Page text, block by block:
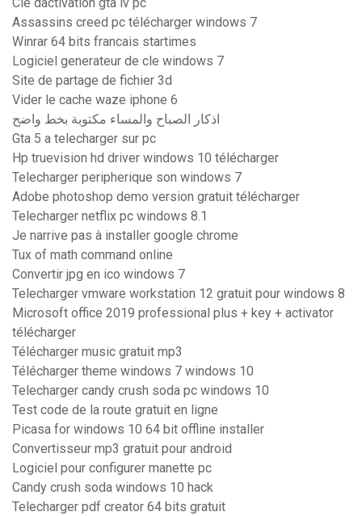
Clé dactivation gta iv pc
Assassins creed pc télécharger windows 7
Winrar 64 bits francais startimes
Logiciel generateur de cle windows 7
Site de partage de fichier 3d
Vider le cache waze iphone 6
اذكار الصباح والمساء مكتوبة بخط واضح
Gta 5 a telecharger sur pc
Hp truevision hd driver windows 10 télécharger
Telecharger peripherique son windows 7
Adobe photoshop demo version gratuit télécharger
Telecharger netflix pc windows 8.1
Je narrive pas à installer google chrome
Tux of math command online
Convertir jpg en ico windows 7
Telecharger vmware workstation 12 gratuit pour windows 8
Microsoft office 2019 professional plus + key + activator
télécharger
Télécharger music gratuit mp3
Télécharger theme windows 7 windows 10
Telecharger candy crush soda pc windows 10
Test code de la route gratuit en ligne
Picasa for windows 10 64 bit offline installer
Convertisseur mp3 gratuit pour android
Logiciel pour configurer manette pc
Candy crush soda windows 10 hack
Telecharger pdf creator 64 bits gratuit